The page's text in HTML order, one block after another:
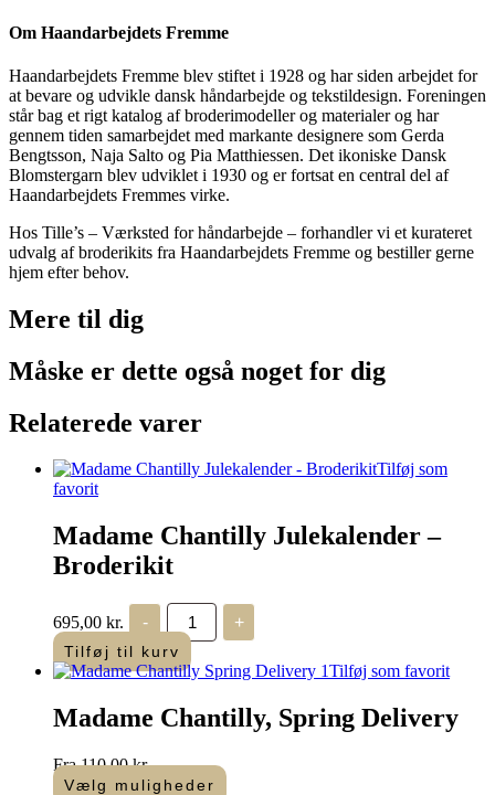
Om Haandarbejdets Fremme
Haandarbejdets Fremme blev stiftet i 1928 og har siden arbejdet for
at bevare og udvikle dansk håndarbejde og tekstildesign. Foreningen
står bag et rigt katalog af broderimodeller og materialer og har
gennem tiden samarbejdet med markante designere som Gerda
Bengtsson, Naja Salto og Pia Matthiessen. Det ikoniske Dansk
Blomstergarn blev udviklet i 1930 og er fortsat en central del af
Haandarbejdets Fremmes virke.
Hos Tille’s – Værksted for håndarbejde – forhandler vi et kurateret
udvalg af broderikits fra Haandarbejdets Fremme og bestiller gerne
hjem efter behov.
Mere til dig
Måske er dette også noget for dig
Relaterede varer
Tilføj som
favorit
Madame Chantilly Julekalender –
Broderikit
695,00 kr. -
Madame
Chantilly
Julekalender
Broderikit
+
Tilføj til kurv
Tilføj som favorit
Madame Chantilly, Spring Delivery
Fra110,00kr.
Vælg muligheder